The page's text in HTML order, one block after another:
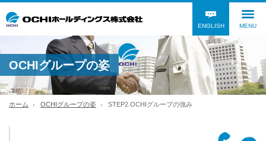
ENGLISH MENU
OCHIグループの姿
ホーム OCHIグループの姿 STEP2.OCHIグループの強み